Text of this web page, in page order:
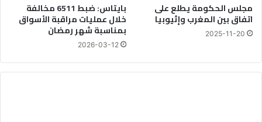
مجلس الحكومة يطلع على
اتفاق بين المغرب وإثيوبيا
2025-11-20
بايتاس: ضبط 6511 مخالفة
خلال عمليات مراقبة الأسواق
بمناسبة شهر رمضان
2026-03-12